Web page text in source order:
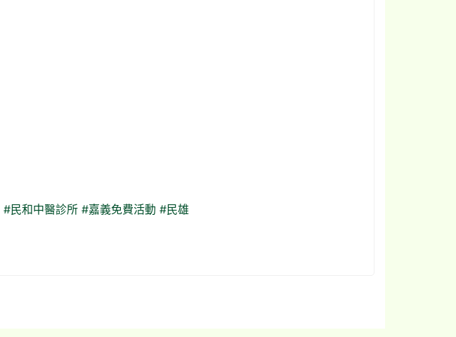
#民和中醫診所 #嘉義免費活動 #民雄